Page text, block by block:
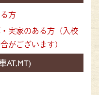
方
実家のある方（入校
がございます）
AT,MT)